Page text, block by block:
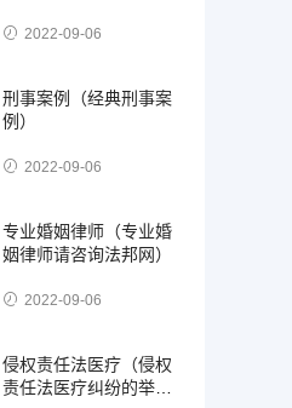
2022-09-06
刑事案例（经典刑事案
例）
2022-09-06
专业婚姻律师（专业婚
姻律师请咨询法邦网）
2022-09-06
侵权责任法医疗（侵权
责任法医疗纠纷的举